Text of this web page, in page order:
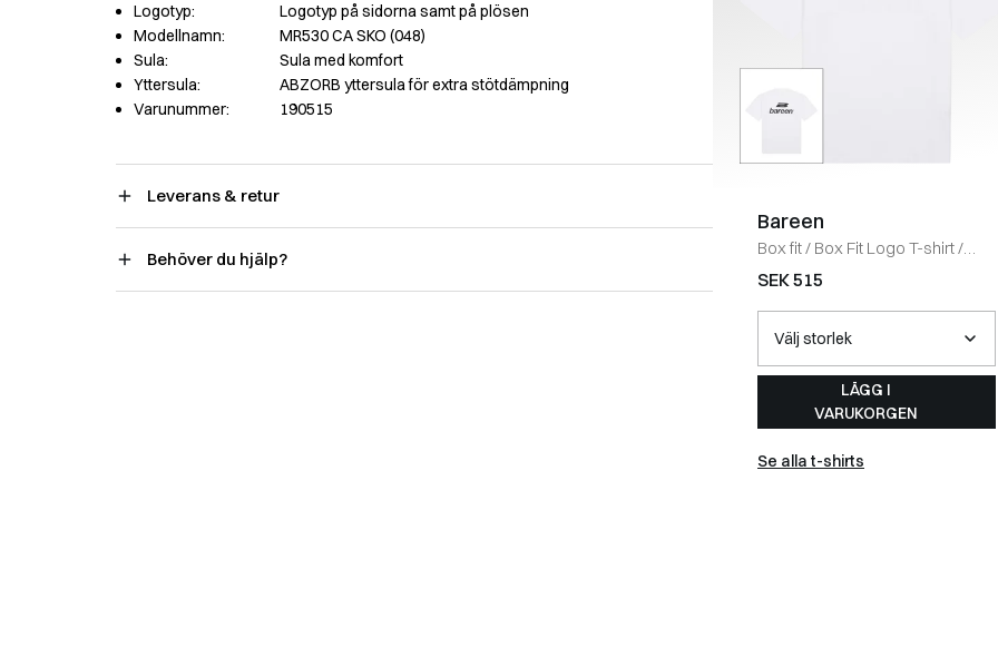
Logotyp:
Logotyp på sidorna samt på plösen
Modellnamn:
MR530 CA SKO (048)
Sula:
Sula med komfort
Yttersula:
ABZORB yttersula för extra stötdämpning
Varunummer:
190515
Leverans & retur
Behöver du hjälp?
Bareen
Box fit/ Box Fit Logo T-shirt/
WHITE
SEK 515
LÄGG I
VARUKORGEN
Se alla t-shirts